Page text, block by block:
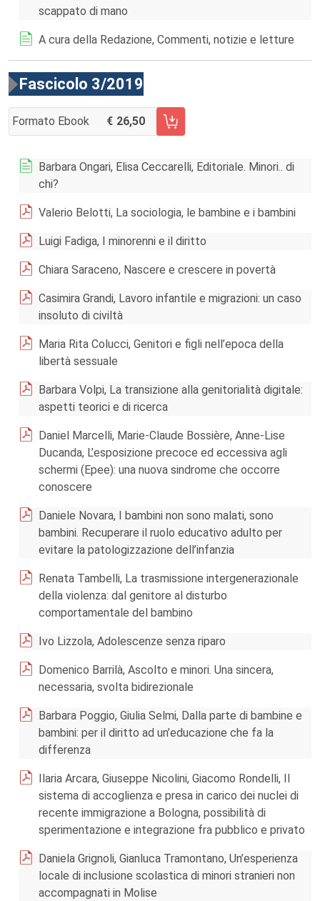
scappato di mano
A cura della Redazione, Commenti, notizie e letture
Fascicolo 3/2019
Formato Ebook 26,50
AGGIUNGI AL CARRELLO FASCICOLO 3/2019
Barbara Ongari, Elisa Ceccarelli, Editoriale. Minori.. di
chi?
Valerio Belotti, La sociologia, le bambine e i bambini
Luigi Fadiga, I minorenni e il diritto
Chiara Saraceno, Nascere e crescere in povertà
Casimira Grandi, Lavoro infantile e migrazioni: un caso
insoluto di civiltà
Maria Rita Colucci, Genitori e figli nell’epoca della
libertà sessuale
Barbara Volpi, La transizione alla genitorialità digitale:
aspetti teorici e di ricerca
Daniel Marcelli, Marie-Claude Bossière, Anne-Lise
Ducanda, L’esposizione precoce ed eccessiva agli
schermi (Epee): una nuova sindrome che occorre
conoscere
Daniele Novara, I bambini non sono malati, sono
bambini. Recuperare il ruolo educativo adulto per
evitare la patologizzazione dell’infanzia
Renata Tambelli, La trasmissione intergenerazionale
della violenza: dal genitore al disturbo
comportamentale del bambino
Ivo Lizzola, Adolescenze senza riparo
Domenico Barrilà, Ascolto e minori. Una sincera,
necessaria, svolta bidirezionale
Barbara Poggio, Giulia Selmi, Dalla parte di bambine e
bambini: per il diritto ad un’educazione che fa la
differenza
Ilaria Arcara, Giuseppe Nicolini, Giacomo Rondelli, Il
sistema di accoglienza e presa in carico dei nuclei di
recente immigrazione a Bologna, possibilità di
sperimentazione e integrazione fra pubblico e privato
Daniela Grignoli, Gianluca Tramontano, Un’esperienza
locale di inclusione scolastica di minori stranieri non
accompagnati in Molise